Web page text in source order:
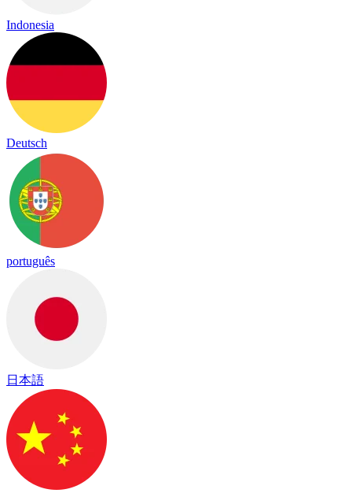
Indonesia
Deutsch
português
日本語